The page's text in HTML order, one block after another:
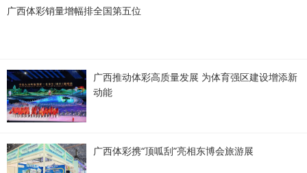
广西体彩销量增幅排全国第五位
广西推动体彩高质量发展 为体育强区建设增添新
动能
广西体彩携“顶呱刮”亮相东博会旅游展